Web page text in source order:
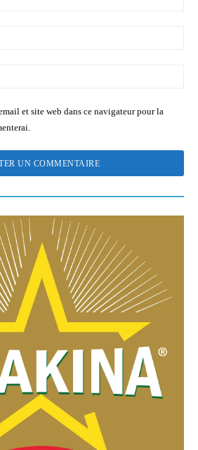
et site web dans ce navigateur pour la